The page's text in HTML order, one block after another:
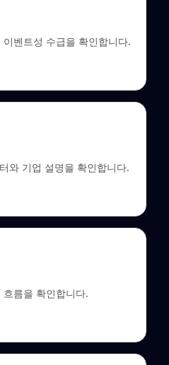
벤트성 수급을 확인합니다.
와 기업 설명을 확인합니다.
름을 확인합니다.